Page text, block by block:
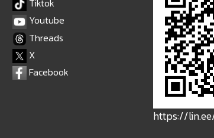
Tiktok
Youtube
Threads
X
Facebook
https://